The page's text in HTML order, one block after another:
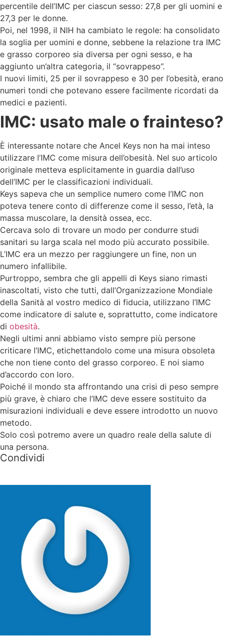
percentile dell’IMC per ciascun sesso: 27,8 per gli uomini e
27,3 per le donne.
Poi, nel 1998, il NIH ha cambiato le regole: ha consolidato
la soglia per uomini e donne, sebbene la relazione tra IMC
e grasso corporeo sia diversa per ogni sesso, e ha
aggiunto un’altra categoria, il “sovrappeso”.
I nuovi limiti, 25 per il sovrappeso e 30 per l’obesità, erano
numeri tondi che potevano essere facilmente ricordati da
medici e pazienti.
IMC: usato male o frainteso?
È interessante notare che Ancel Keys non ha mai inteso
utilizzare l’IMC come misura dell’obesità. Nel suo articolo
originale metteva esplicitamente in guardia dall’uso
dell’IMC per le classificazioni individuali.
Keys sapeva che un semplice numero come l’IMC non
poteva tenere conto di differenze come il sesso, l’età, la
massa muscolare, la densità ossea, ecc.
Cercava solo di trovare un modo per condurre studi
sanitari su larga scala nel modo più accurato possibile.
L’IMC era un mezzo per raggiungere un fine, non un
numero infallibile.
Purtroppo, sembra che gli appelli di Keys siano rimasti
inascoltati, visto che tutti, dall’Organizzazione Mondiale
della Sanità al vostro medico di fiducia, utilizzano l’IMC
come indicatore di salute e, soprattutto, come indicatore
di obesità.
Negli ultimi anni abbiamo visto sempre più persone
criticare l’IMC, etichettandolo come una misura obsoleta
che non tiene conto del grasso corporeo. E noi siamo
d’accordo con loro.
Poiché il mondo sta affrontando una crisi di peso sempre
più grave, è chiaro che l’IMC deve essere sostituito da
misurazioni individuali e deve essere introdotto un nuovo
metodo.
Solo così potremo avere un quadro reale della salute di
una persona.
Condividi